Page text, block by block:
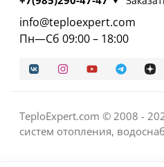
info@teploexpert.com
Пн—Сб 09:00 – 18:00
TeploExpert.com © 2008 -
систем отопления,